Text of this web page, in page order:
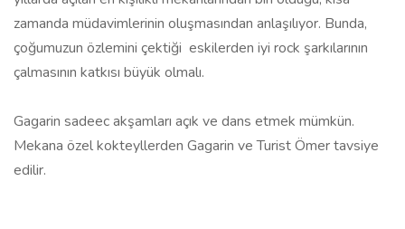
zamanda müdavimlerinin oluşmasından anlaşılıyor. Bunda,
çoğumuzun özlemini çektiği eskilerden iyi rock şarkılarının
çalmasının katkısı büyük olmalı.
Gagarin sadeec akşamları açık ve dans etmek mümkün.
Mekana özel kokteyllerden Gagarin ve Turist Ömer tavsiye
edilir.